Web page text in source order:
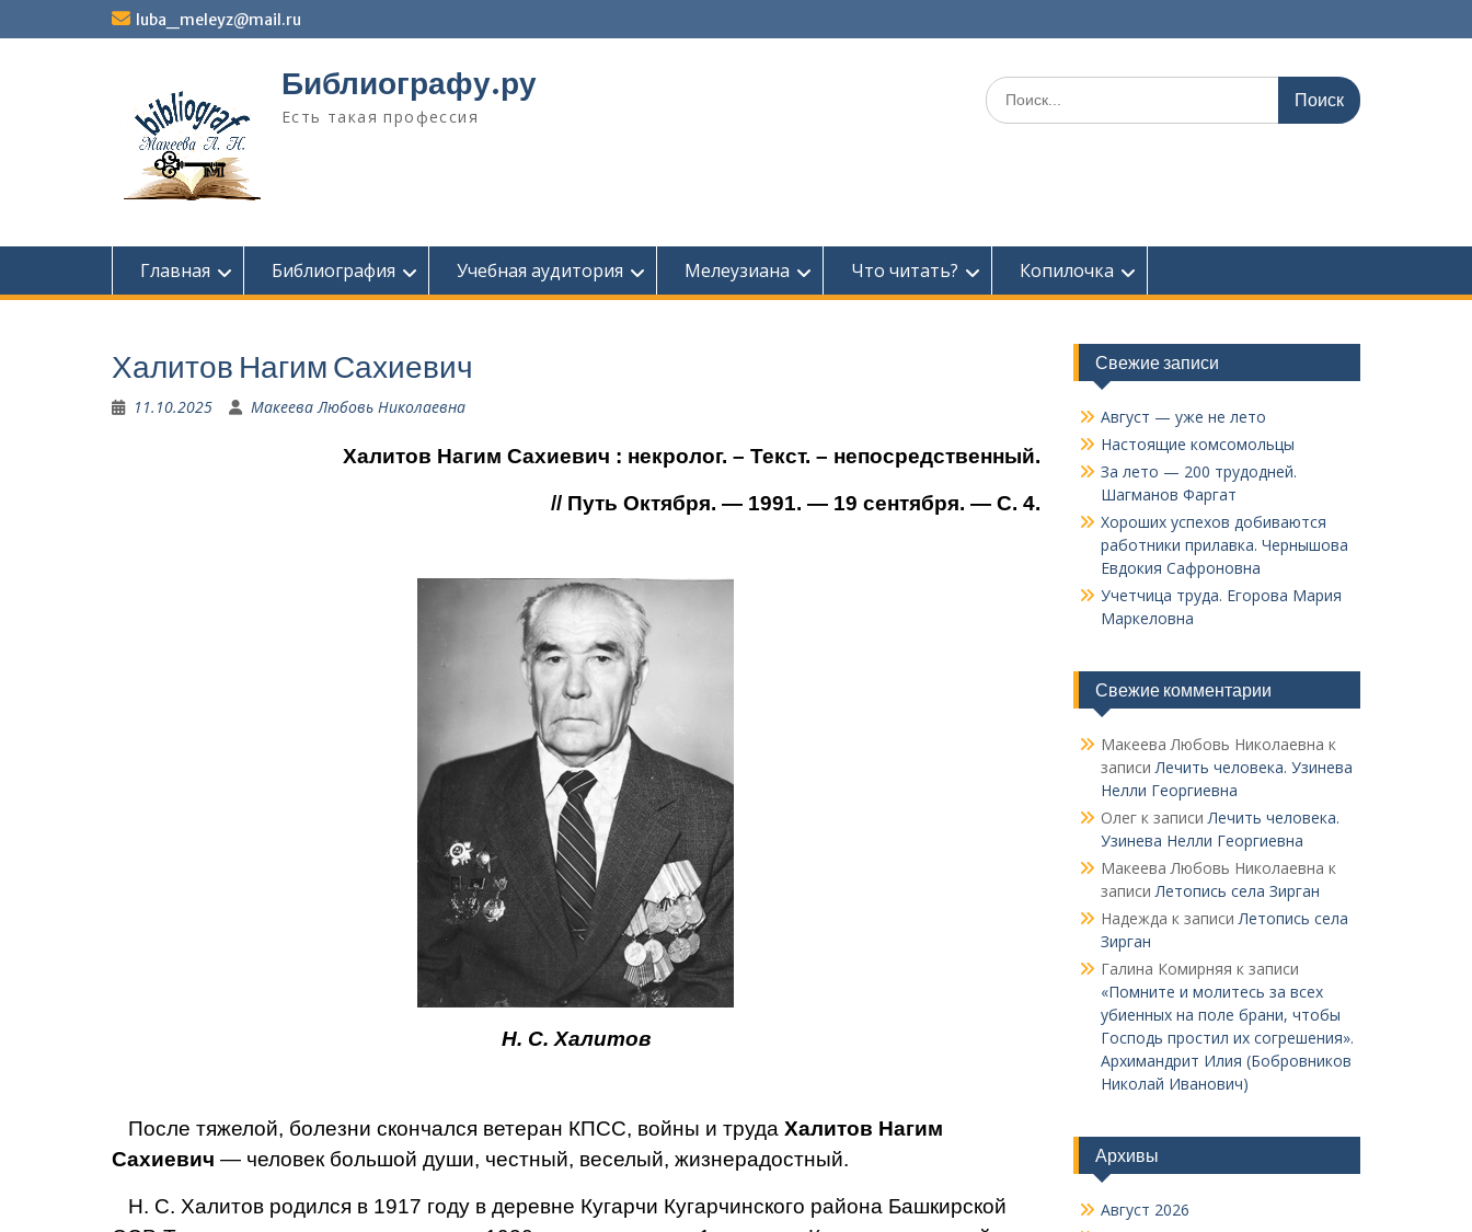
к
luba_meleyz@mail.ru
Библиографу.ру
Есть такая профессия
Поиск
по:
Главная Библиография Учебная аудитория Мелеузиана Что читать? Копилочка
Халитов Нагим Сахиевич
11.10.2025 Макеева Любовь Николаевна
Халитов Нагим Сахиевич : некролог. – Текст. – непосредственный.
// Путь Октября. — 1991. — 19 сентября. — С. 4.
Н. С. Халитов
После тяжелой, болезни скончался ветеран КПСС, войны и труда Халитов Нагим
Сахиевич — человек большой души, честный, веселый, жизнерадостный.
Н. С. Халитов родился в 1917 году в деревне Кугарчи Кугарчинского района Башкирской
Свежие записи
Август — уже не лето
Настоящие комсомольцы
За лето — 200 трудодней.
Шагманов Фаргат
Хороших успехов добиваются
работники прилавка. Чер­нышова
Евдокия Сафроновна
Учетчица труда. Его­рова Мария
Маркеловна
Свежие комментарии
Макеева Любовь Николаевна к
записиЛечить человека. Узинева
Нелли Георгиевна
Олегк записиЛечить человека.
Узинева Нелли Георгиевна
Макеева Любовь Николаевна к
записиЛетопись села Зирган
Надежда к записиЛетопись села
Зирган
Галина Комирняя к записи
«Помните и молитесь за всех
убиенных на поле брани, чтобы
Господь простил их согрешения».
Архимандрит Илия (Бобровников
Николай Иванович)
Архивы
Август 2026